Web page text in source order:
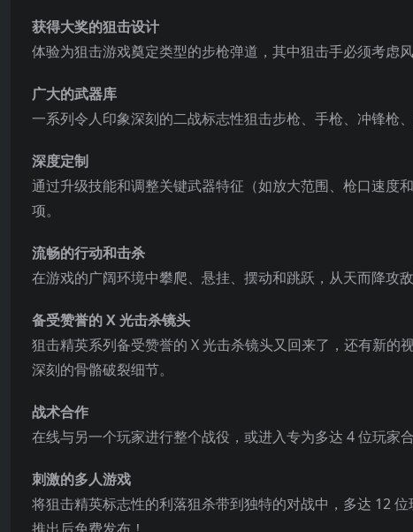
获得大奖的狙击设计
体验为狙击游戏奠定类型的步枪弹道，其中狙击手必须考虑
广大的武器库
一系列令人印象深刻的二战标志性狙击步枪、手枪、冲锋枪
深度定制
通过升级技能和调整关键武器特征（如放大范围、枪口速度
项。
流畅的行动和击杀
在游戏的广阔环境中攀爬、悬挂、摆动和跳跃，从天而降攻
备受赞誉的 X 光击杀镜头
狙击精英系列备受赞誉的 X 光击杀镜头又回来了，还有新
深刻的骨骼破裂细节。
战术合作
在线与另一个玩家进行整个战役，或进入专为多达 4 位玩家
刺激的多人游戏
将狙击精英标志性的利落狙杀带到独特的对战中，多达 12
推出后免费发布！